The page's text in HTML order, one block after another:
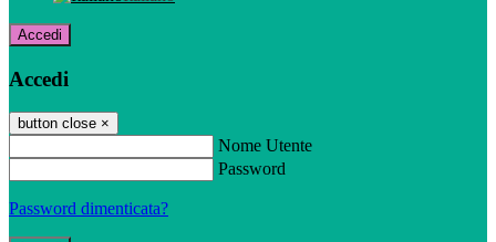
Accedi
Accedi
button close ×
Nome Utente
Password
Password dimenticata?